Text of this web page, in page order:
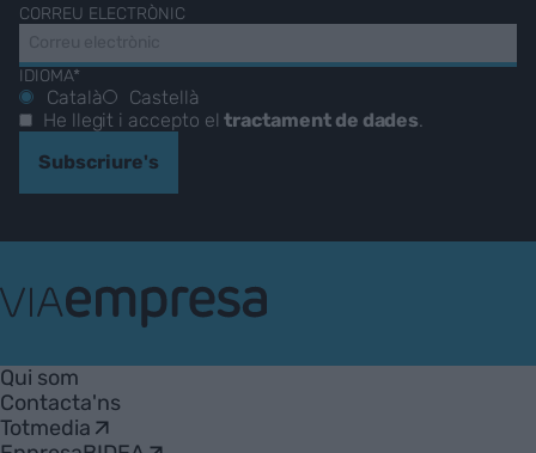
CORREU ELECTRÒNIC
IDIOMA*
Català
Castellà
He llegit i accepto eltractament de dades
Subscriure's
Empresa
Qui som
Contacta'ns
Totmedia